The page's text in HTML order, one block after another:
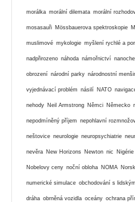
morálka morální dilemata morální
mosasauři Mössbauerova spektroskopie
muslimové mykologie myšlení rychlé a
nadpřirozeno náhoda námořnictví
obrození národní parky národnostní
vyjednávací problém násilí NATO
nehody Neil Armstrong Němci Německo
nepodmíněný příjem nepohlavní
neštovice neurologie neuropsychiatrie
nevěra New Horizons Newton nic Nigérie
Nobelovy ceny noční obloha NOMA
numerické simulace obchodování s
dráha obrněná vozidla oceány ochrana